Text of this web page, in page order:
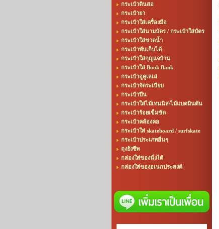
กระเป๋าดินสอ
กระเป๋ายา
กระเป๋าใส่เครื่องมือ
กระเป๋าใส่นามบัตร / กระเป๋าใส่บัตร
กระเป๋าใส่ขวดน้ำ
กระเป๋าพับเก็บได้
กระเป๋าใส่กุญแจบ้าน
กระเป๋าใส่ Book Bank
กระเป๋าอูคูเลเล่
กระเป๋าจัดระเบียบ
กระเป๋าปืน
กระเป๋าใส่ไม้เทนนิส/ไม้แบดมินตัน
กระเป๋าร้อยเข็มขัด
กระเป๋าคล้องคอ
กระเป๋าใส่ skateboard / surfskate
กระเป๋าประเภทอื่นๆ
ถุงยังชีพ
กล่องใส่ของนั่งได้
กล่องใส่ของอเนกประสงค์